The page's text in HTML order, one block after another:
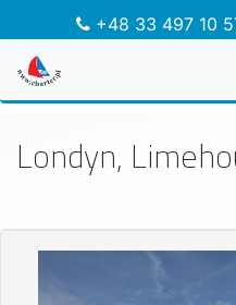
+48 33 497 10
Londyn,